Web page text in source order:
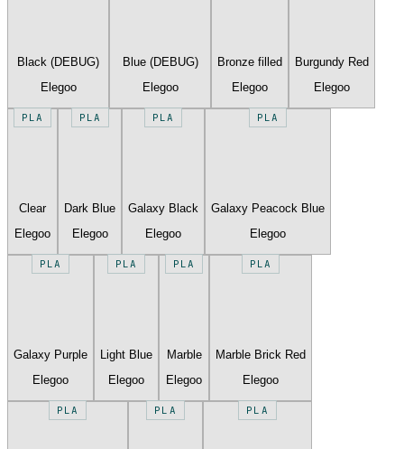
Black (DEBUG)
Elegoo
Blue (DEBUG)
Elegoo
Bronze filled
Elegoo
Burgundy Red
Elegoo
PLA
Clear
Elegoo
PLA
Dark Blue
Elegoo
PLA
Galaxy Black
Elegoo
PLA
Galaxy Peacock Blue
Elegoo
PLA
Galaxy Purple
Elegoo
PLA
Light Blue
Elegoo
PLA
Marble
Elegoo
PLA
Marble Brick Red
Elegoo
PLA PLA PLA